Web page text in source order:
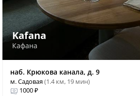
Kafana
Кафана
наб. Крюкова канала, д. 9
м. Садовая(1.4 км, 19 мин)
1000 ₽